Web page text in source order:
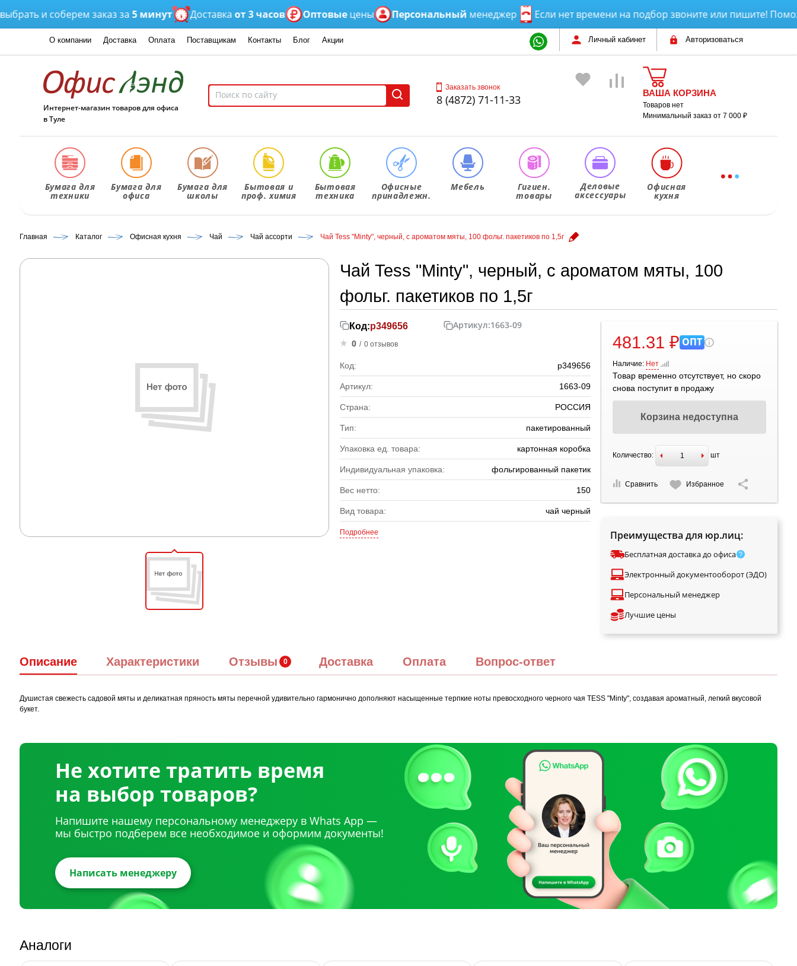
и соберем заказ за5 минут Доставкаот 3 часов Оптовыецены Персональныйменеджер Если нет времени на подбор звоните или пишите! Поможем
Личный кабинет Авторизоваться
О компании Доставка Оплата Поставщикам Контакты Блог Акции
Интернет-магазин товаров для офиса
в Туле
Заказать звонок
8 (4872) 71-11-33 ВАША КОРЗИНА
Товаров нет
Минимальный заказ от 7 000 ₽
Бумага для
техники
Бумага для
офиса
Бумага для
школы
Бытовая и
проф. химия
Бытовая
техника
Офисные
принадлежн.
Мебель Гигиен.
товары
Деловые
аксессуары
Офисная
кухня
Главная Каталог Офисная кухня Чай Чай ассорти Чай Tess "Minty", черный, с ароматом мяты, 100 фольг. пакетиков по 1,5г
Чай Tess "Minty", черный, с ароматом мяты, 100
фольг. пакетиков по 1,5г
Код:р349656 Артикул:1663-09
0 / 0 отзывов
Код: р349656
Артикул: 1663-09
Страна: РОССИЯ
Тип: пакетированный
Упаковка ед. товара: картонная коробка
Индивидуальная упаковка: фольгированный пакетик
Вес нетто: 150
Вид товара: чай черный
Подробнее
481.31 ₽ ОПТ
Наличие: Нет
Товар временно отсутствует, но скоро
снова поступит в продажу
Корзина недоступна
Количество: шт
Сравнить Избранное
Преимущества для юр.лиц:
Бесплатная доставка до офиса
Электронный документооборот (ЭДО)
Персональный менеджер
Лучшие цены
Описание Характеристики Отзывы Доставка Оплата Вопрос-ответ
Душистая свежесть садовой мяты и деликатная пряность мяты перечной удивительно гармонично дополняют насыщенные терпкие ноты превосходного черного чая TESS "Minty", создавая ароматный, легкий вкусовой
букет.
Не хотите тратить время
на выбор товаров?
Напишите нашему персональному менеджеру в Whats App —
мы быстро подберем все необходимое и оформим документы!
Написать менеджеру
Аналоги